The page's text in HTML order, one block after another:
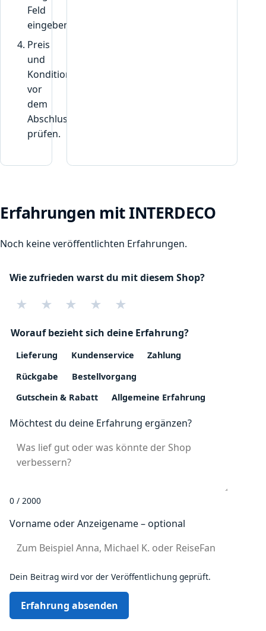
Feld
eingeben.
Preis
und
Konditionen
vor
dem
Abschluss
prüfen.
Erfahrungen mit INTERDECO
Noch keine veröffentlichten Erfahrungen.
Wie zufrieden warst du mit diesem Shop?
★ ★ ★ ★ ★
Worauf bezieht sich deine Erfahrung?
Lieferung Kundenservice
Zahlung
Rückgabe
Bestellvorgang
Gutschein & Rabatt
Allgemeine Erfahrung
Möchtest du deine Erfahrung ergänzen?
0 / 2000
Vorname oder Anzeigename – optional
Dein Beitrag wird vor der Veröffentlichung geprüft.
Erfahrung absenden